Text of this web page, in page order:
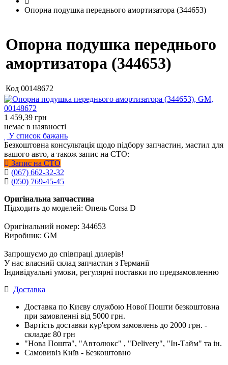
Опорна подушка переднього амортизатора (344653)
Опорна подушка переднього
амортизатора (344653)
Код 00148672
1 459,39 грн
немає в наявності
У список бажань
Безкоштовна консультація щодо підбору запчастин, мастил для
вашого авто, а також запис на СТО:
Запис на СТО
(067) 662-32-32
(050) 769-45-45
Оригінальна запчастина
Підходить до моделей: Опель Corsa D
Оригінальний номер: 344653
Виробник: GM
Запрошуємо до співпраці дилерів!
У нас власний склад запчастин з Германії
Індивідуальні умови, регулярні поставки по предзамовленню
Доставка
Доставка по Києву службою Нової Пошти безкоштовна
при замовленні від 5000 грн.
Вартість доставки кур'єром замовлень до 2000 грн. -
складає 80 грн
"Нова Пошта", "Автолюкс" , "Delivery", "Iн-Тайм" та ін.
Самовивіз Київ - Безкоштовно